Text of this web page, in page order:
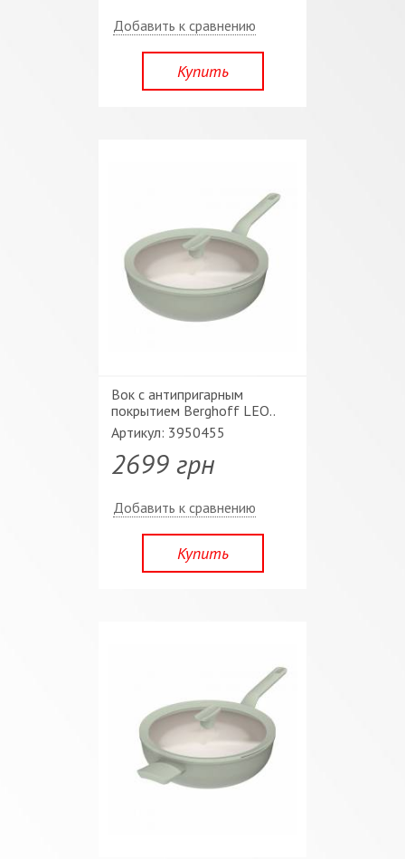
Добавить к сравнению
Купить
Вок c антипригарным
покрытием Berghoff LEO..
Артикул: 3950455
2699 грн
Добавить к сравнению
Купить